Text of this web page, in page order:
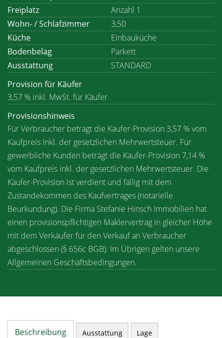
Freiplatz
Anzahl 1
Wohn- / Schlafzimmer
3,50
Küche
Einbauküche
Bodenbelag
Parkett
Ausstattung
STANDARD
Provision für Käufer
3,57 % inkl. MwSt. für Käufer
Provisionshinweis
Für Verbraucher beträgt die Käufer-Provision 3,57 % vom
Kaufpreis inkl. der gesetzlichen Mehrwertsteuer. Für
gewerbliche Kunden beträgt die Käufer-Provision 7,14 %
vom Kaufpreis inkl. der gesetzlichen Mehrwertsteuer. Die
Käufer-Provision ist verdient und fällig mit dem
Zustandekommen des Kaufvertrages (notarielle
Beurkundung). Die Firma Stefanie Hinsch Immobilien hat
einen provisionspflichtigen Maklervertrag in gleicher Höhe
mit dem Verkäufer für den Verkauf an Verbraucher
abgeschlossen (§ 656c BGB). Im Übrigen gelten unsere
Allgemeinen Geschäftsbedingungen.
Beschreibung Ausstattung Lage